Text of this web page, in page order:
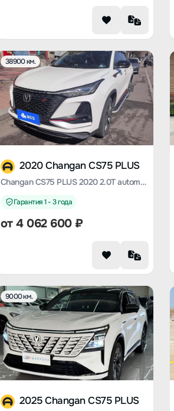
38900 км.
2020 Changan CS75 PLUS
Changan CS75 PLUS 2020 2.0T automatic pilot type
Гарантия 1 - 3 года
от4 062 600₽
9000 км.
2025 Changan CS75 PLUS